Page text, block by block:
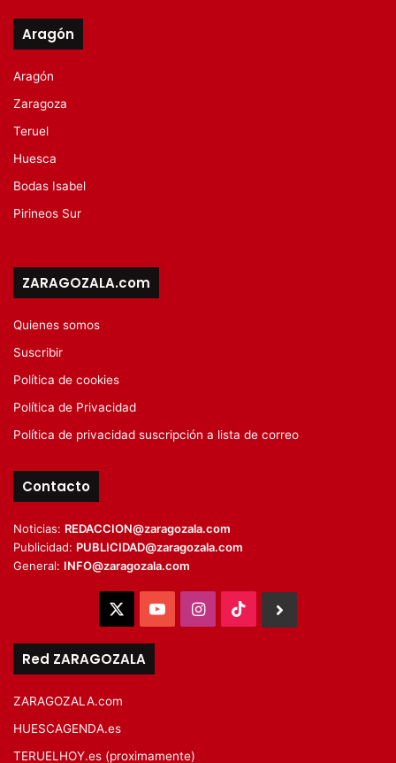
Aragón
Aragón
Zaragoza
Teruel
Huesca
Bodas Isabel
Pirineos Sur
ZARAGOZALA.com
Quienes somos
Suscribir
Política de cookies
Política de Privacidad
Política de privacidad suscripción a lista de correo
Contacto
Noticias: REDACCION@zaragozala.com
Publicidad: PUBLICIDAD@zaragozala.com
General: INFO@zaragozala.com
YouTubeInstagram
TikTok
Red ZARAGOZALA
ZARAGOZALA.com
HUESCAGENDA.es
TERUELHOY.es (proximamente)